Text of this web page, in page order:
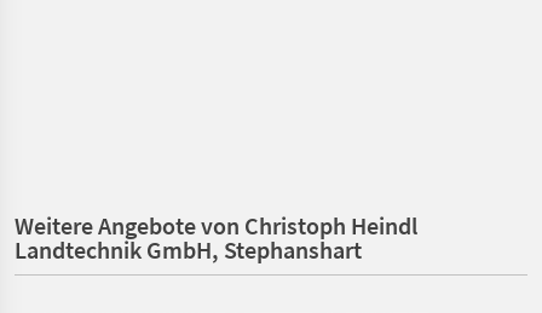
Weitere Angebote von Christoph Heindl
Landtechnik GmbH, Stephanshart